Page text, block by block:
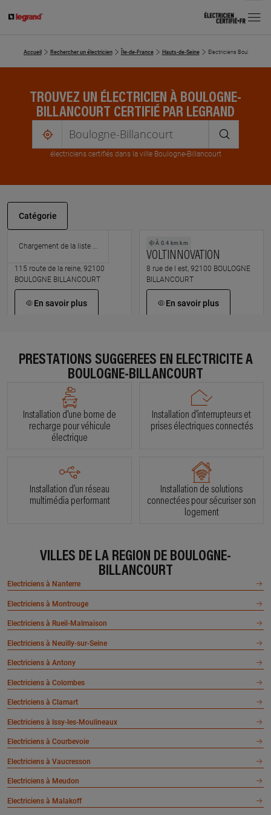
MENU
Accueil Rechercher un électricien Île-de-France Hauts-de-Seine Electriciens Boulogne-
TROUVEZ UN ÉLECTRICIEN À BOULOGNE-
BILLANCOURT CERTIFIÉ PAR LEGRAND
me
localiser
électricienscertifiésdans la ville Boulogne-Billancourt
Catégorie
À 0.6 km km
115 route de la reine, 92100
BOULOGNE BILLANCOURT
En savoir plus
À 0.4 km km
VOLTINNOVATION
8 rue de l est, 92100 BOULOGNE
BILLANCOURT
En savoir plus
HTENSION
12 rue honore fragonard, 92130
En savoir plus
LUTECIUM
66 rue de l egalite, 92130 ISSY
En savoir plus
26 rue de vanves, 92140
CLAMART
En savoir plus
SAHBAZELEC
39 rue du trosy, 92140 CLAMART
En savoir plus
L'ELECTRICIEN
60 rue du tir, 92000 NANTERRE
DE MOURA
29 boulevard de stalingrad, 92240
En savoir plus
À 5.5 km km
ABC QUINCAILLERIE
NEUILLY SUR SEINE
En savoir plus
À 5.7 km km
MONTROUGE
En savoir plus
ELEC IN TIME
144 avenue charles de gaulle,
92200 NEUILLY SUR SEINE
SPINNAKER
MONTROUGE
PRESTATIONS SUGGÉRÉES EN ÉLECTRICITÉ À
BOULOGNE-BILLANCOURT
Installation d'une borne de
recharge pour véhicule
électrique
Installation d'interrupteurs et
prises électriques connectés
Installation d’un réseau
multimédia performant
Installation de solutions
connectées pour sécuriser son
logement
VILLES DE LA RÉGION DE BOULOGNE-
BILLANCOURT
Electriciens à Nanterre
Electriciens à Montrouge
Electriciens à Rueil-Malmaison
Electriciens à Neuilly-sur-Seine
Electriciens à Antony
Electriciens à Colombes
Electriciens à Clamart
Electriciens à Issy-les-Moulineaux
Electriciens à Courbevoie
Electriciens à Vaucresson
Electriciens à Meudon
Electriciens à Malakoff